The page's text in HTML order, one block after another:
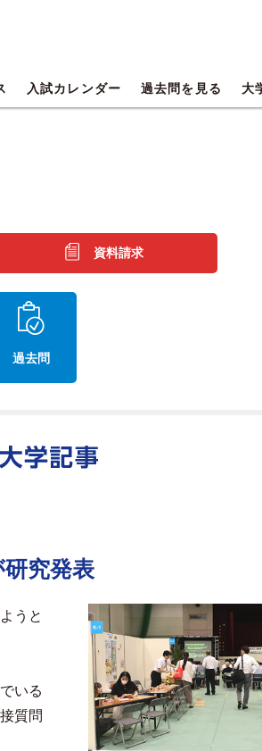
入試カレンダー 過去問を見る 大
資料請求
過去問
究発表
うと
いる
質問